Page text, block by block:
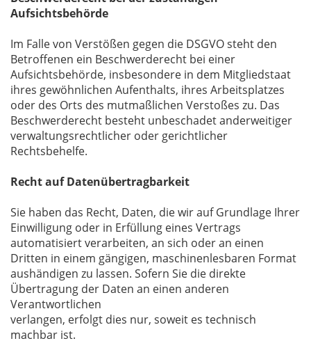
Aufsichtsbehörde
Im Falle von Verstößen gegen die DSGVO steht den
Betroffenen ein Beschwerderecht bei einer
Aufsichtsbehörde, insbesondere in dem Mitgliedstaat
ihres gewöhnlichen Aufenthalts, ihres Arbeitsplatzes
oder des Orts des mutmaßlichen Verstoßes zu. Das
Beschwerderecht besteht unbeschadet anderweitiger
verwaltungsrechtlicher oder gerichtlicher
Rechtsbehelfe.
Recht auf Datenübertragbarkeit
Sie haben das Recht, Daten, die wir auf Grundlage Ihrer
Einwilligung oder in Erfüllung eines Vertrags
automatisiert verarbeiten, an sich oder an einen
Dritten in einem gängigen, maschinenlesbaren Format
aushändigen zu lassen. Sofern Sie die direkte
Übertragung der Daten an einen anderen
Verantwortlichen
verlangen, erfolgt dies nur, soweit es technisch
machbar ist.